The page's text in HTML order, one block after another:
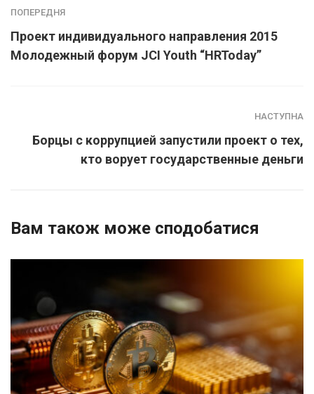
ПОПЕРЕДНЯ
Проект индивидуального направления 2015
Молодежный форум JCI Youth “HRToday”
НАСТУПНА
Борцы с коррупцией запустили проект о тех,
кто ворует государственные деньги
Вам також може сподобатися